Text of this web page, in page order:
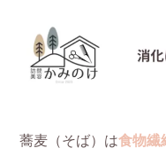
蕎麦（そば）は食物繊